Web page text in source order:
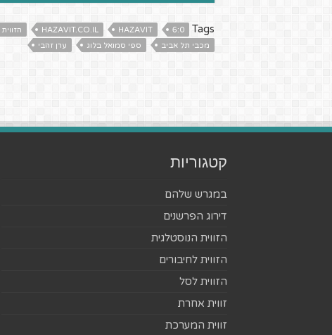
Tags
6:0
HAZAVIT
HAZAVIT.CO.IL הזווית
מכבי תל אביב
ספי סמואל בלוג ערן זהבי
קטגוריות
במגרש שלהם
דירוג הפרשנים
הזווית הנוסטלגית
הזווית לחיבורים
הזווית לסל
זווית אחרת
זווית המערכת